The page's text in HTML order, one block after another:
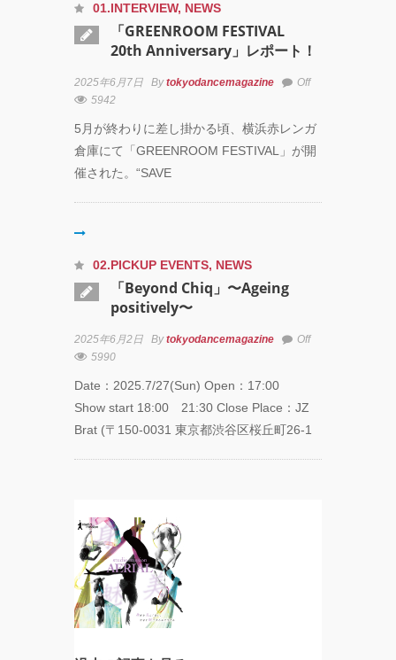
01.INTERVIEW, NEWS
「GREENROOM FESTIVAL
20th Anniversary」レポート！
2025年6月7日 Bytokyodancemagazine
Off
5942
5月が終わりに差し掛かる頃、横浜赤レンガ
倉庫にて「GREENROOM FESTIVAL」が開
催された。“SAVE
02.PICKUP EVENTS, NEWS
「Beyond Chiq」〜Ageing
positively〜
2025年6月2日 Bytokyodancemagazine
Off
5990
Date：2025.7/27(Sun) Open：17:00
Show start 18:00 21:30 Close Place：JZ
Brat (〒150-0031 東京都渋谷区桜丘町26-1